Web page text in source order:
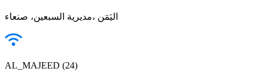
مديرية السبعين، صنعاء‎، اليَمَن
AL_MAJEED (24)